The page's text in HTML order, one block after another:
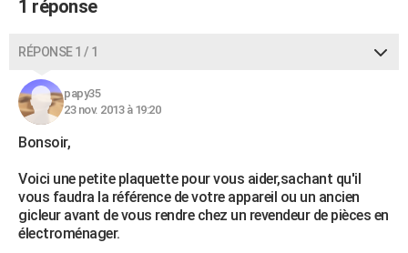
Alimentation
Guide de la santé
Destinations
City break
Voyage nature
Voyage de noces
Forum
Climat
+PHOTO
GUIDES D'ACHAT
BONS PLANS
CARTE DE VOEUX
Carte Bonne année
Carte Saint-Valentin
Carte d'anniversaire
1 réponse
RÉPONSE 1 / 1
papy35
23 nov. 2013 à 19:20
Bonsoir,
Voici une petite plaquette pour vous aider,sachant qu'il
vous faudra la référence de votre appareil ou un ancien
gicleur avant de vous rendre chez un revendeur de pièces en
électroménager.